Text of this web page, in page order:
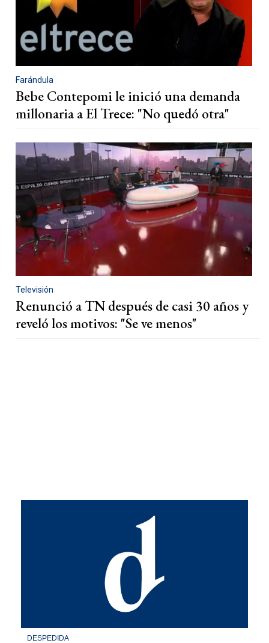
Farándula
Bebe Contepomi le inició una demanda
millonaria a El Trece: "No quedó otra"
Televisión
Renunció a TN después de casi 30 años y
reveló los motivos: "Se ve menos"
DESPEDIDA